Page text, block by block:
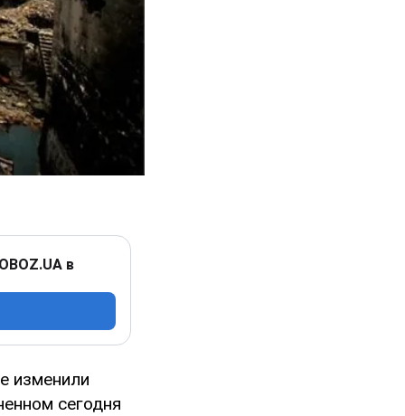
в
изменили
сегодня